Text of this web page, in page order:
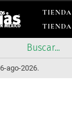
TIENDA
6-ago-2026.